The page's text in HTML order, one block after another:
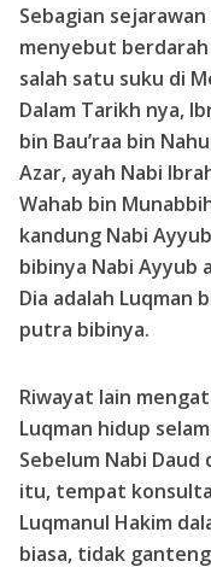
Sebagian
menyebut
salah satu suku di
Dalam Tarikh nya,
bin Bau’raa bin
Azar, ayah Nabi
Wahab bin
kandung Nabi
bibinya Nabi Ayyub
Dia adalah Luqman
putra bibinya.
Riwayat lain
Luqman hidup
Sebelum Nabi
itu, tempat
Luqmanul Hakim
biasa, tidak